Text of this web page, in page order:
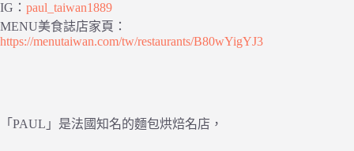
IG： paul_taiwan1889
MENU美食誌店家頁：
https://menutaiwan.com/tw/restaurants/B80wYigYJ3
「PAUL」是法國知名的麵包烘焙名店，